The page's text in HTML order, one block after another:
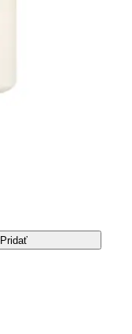
Pridať